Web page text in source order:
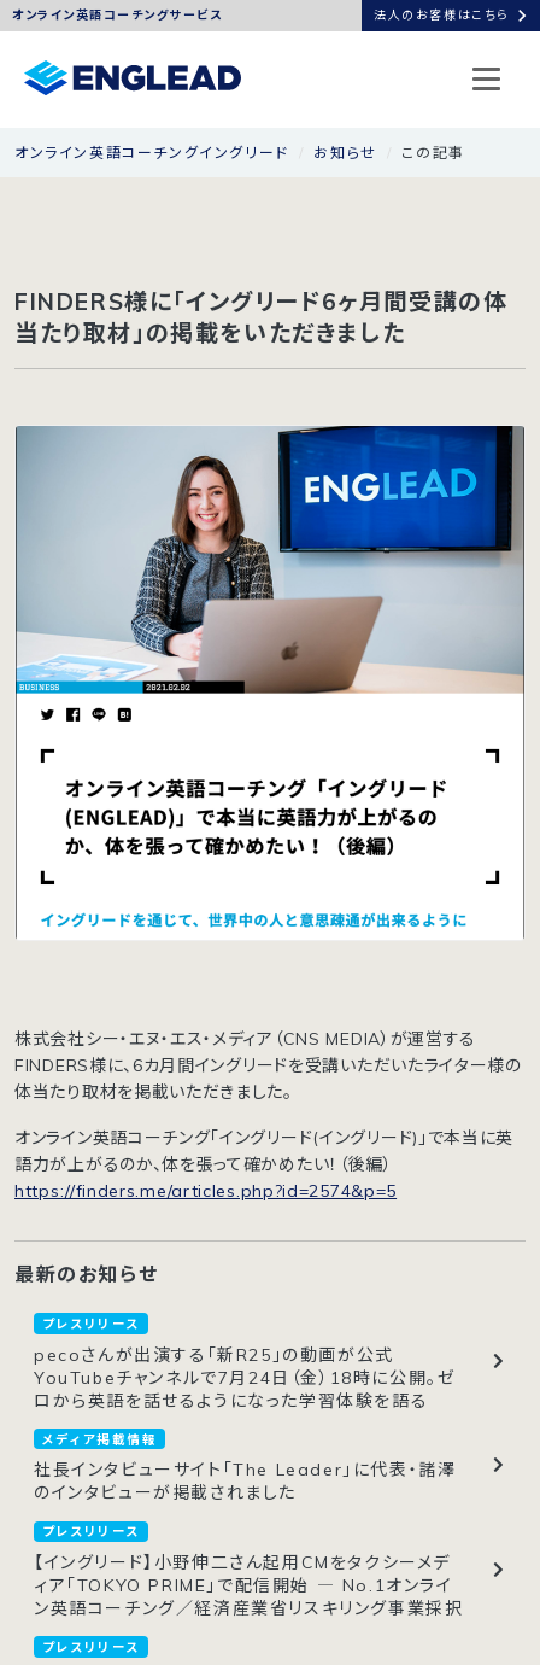
オンライン英語コーチングサービス 法人のお客様はこちら chevron_right
オンライン英語コーチングイングリード お知らせ この記事
FINDERS様に「イングリード6ヶ月間受講の体
当たり取材」の掲載をいただきました
株式会社シー・エヌ・エス・メディア（CNS MEDIA）が運営する
FINDERS様に、6カ月間イングリードを受講いただいたライター様の
体当たり取材を掲載いただきました。
オンライン英語コーチング「イングリード(イングリード)」で本当に英
語力が上がるのか、体を張って確かめたい！（後編）
https://finders.me/articles.php?id=2574&p=5
最新のお知らせ
プレスリリース
pecoさんが出演する「新R25」の動画が公式
YouTubeチャンネルで7月24日（金）18時に公開。ゼ
ロから英語を話せるようになった学習体験を語る
メディア掲載情報
社長インタビューサイト「The Leader」に代表・諸澤
のインタビューが掲載されました
プレスリリース
【イングリード】小野伸二さん起用CMをタクシーメデ
ィア「TOKYO PRIME」で配信開始 ― No.1オンライ
ン英語コーチング／経済産業省リスキリング事業採択
プレスリリース